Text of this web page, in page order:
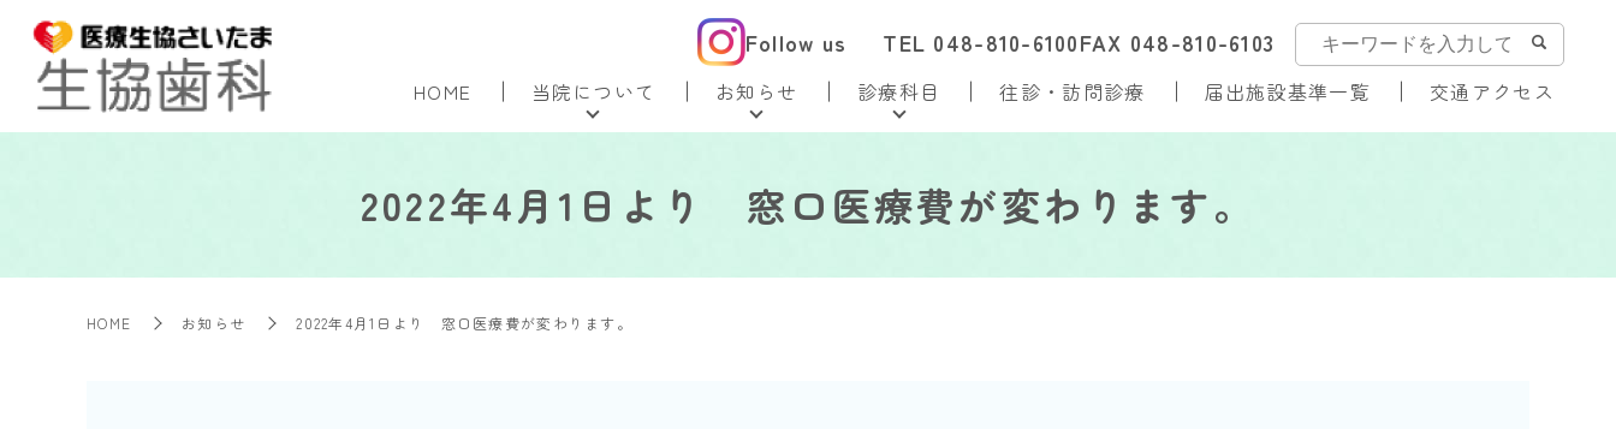
HOME 当院について お知らせ 診療科目 往診・訪問診療 届出施設基準一覧 交通アクセス
Follow us TEL 048-810-6100FAX 048-810-6103
2022年4月1日より 窓口医療費が変わります。
HOME お知らせ 2022年4月1日より 窓口医療費が変わります。